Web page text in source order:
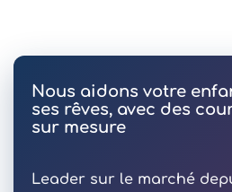
Nous aidons votre
ses rêves, avec des
sur mesure
Leader sur le marché